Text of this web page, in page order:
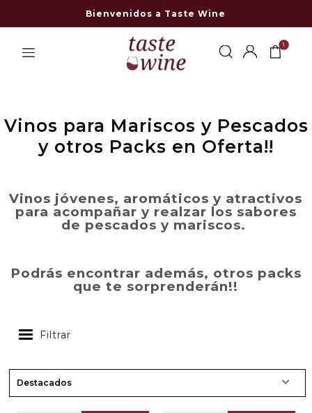
Bienvenidos a Taste Wine
1
Vinos para Mariscos y Pescados
y otros Packs en Oferta!!
Vinos jóvenes, aromáticos y atractivos
para acompañar y realzar los sabores
de pescados y mariscos.
Podrás encontrar además, otros packs
que te sorprenderán!!
Filtrar